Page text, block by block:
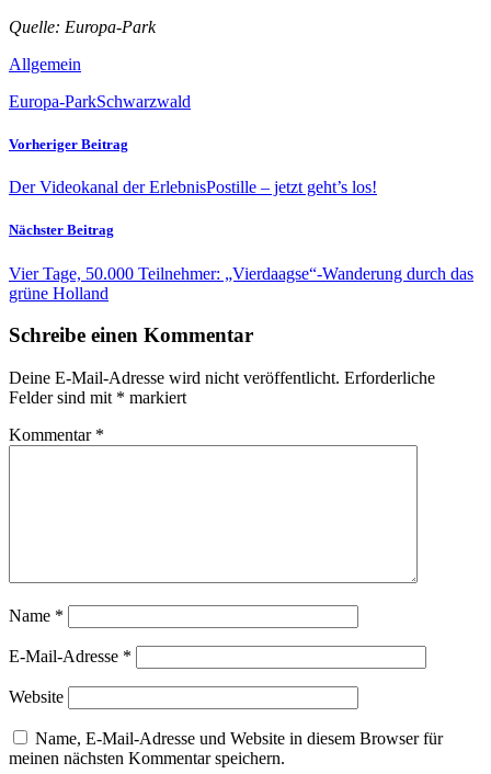
Quelle: Europa-Park
Allgemein
Europa-ParkSchwarzwald
Vorheriger Beitrag
Der Videokanal der ErlebnisPostille – jetzt geht’s los!
Nächster Beitrag
Vier Tage, 50.000 Teilnehmer: „Vierdaagse“-Wanderung durch das
grüne Holland
Schreibe einen Kommentar
Deine E-Mail-Adresse wird nicht veröffentlicht. Erforderliche
Felder sind mit * markiert
Kommentar *
Name *
E-Mail-Adresse *
Website
Name, E-Mail-Adresse und Website in diesem Browser für
meinen nächsten Kommentar speichern.